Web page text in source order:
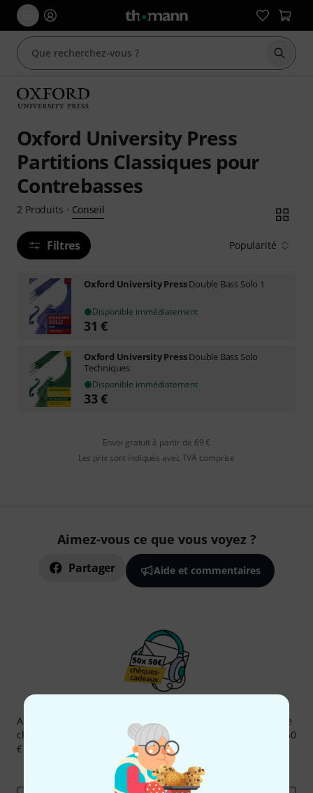
Oxford University Press
Partitions Classiques pour
Contrebasses
2 Produits · Conseil
Filtres Popularité
Oxford University PressDouble Bass Solo 1
Disponible immédiatement
31 €
Oxford University PressDouble Bass Solo
Techniques
Disponible immédiatement
33€
Envoi gratuit à partir de 69 €
Les prix sont indiqués avec TVA comprise
Aimez-vous ce que vous voyez ?
Partager Aide et commentaires
Abonnez-vous à la newsletter Thomann et, avec un peu de
chance, gagnez l'un des 50 bons d'achat d'une valeur de 50
€ chacun!
Articles inspirants
Deals Aperçus Thomann